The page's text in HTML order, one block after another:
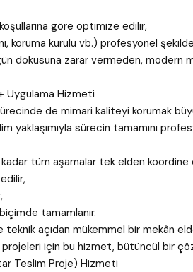
göre optimize edilir,
koruma kurulu vb.) profesyonel
dokusuna zarar vermeden, modern
Uygulama Hizmeti
de mimari kaliteyi korumak
yaklaşımıyla sürecin tamamını
tüm aşamalar tek elden koordine
tamamlanır.
açıdan mükemmel bir mekân
için bu hizmet, bütüncül bir
Teslim Proje) Hizmeti